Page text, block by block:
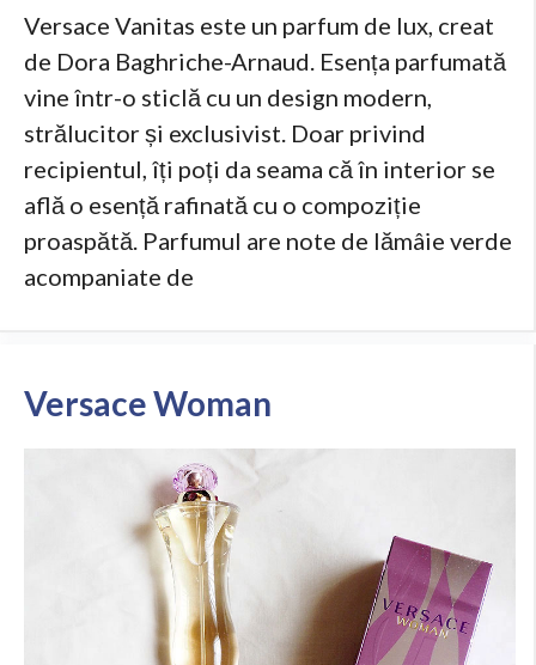
Versace Vanitas este un parfum de lux, creat
de Dora Baghriche-Arnaud. Esența parfumată
vine într-o sticlă cu un design modern,
strălucitor și exclusivist. Doar privind
recipientul, îți poți da seama că în interior se
află o esență rafinată cu o compoziție
proaspătă. Parfumul are note de lămâie verde
acompaniate de
Versace Woman